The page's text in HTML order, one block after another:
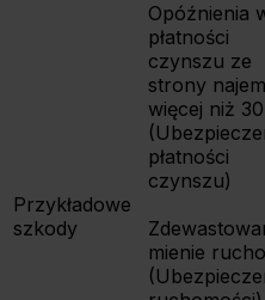
Przykładowe
szkody
Opóźnienia
płatności
czynszu ze
strony
więcej niż
płatności
czynszu)
mienie